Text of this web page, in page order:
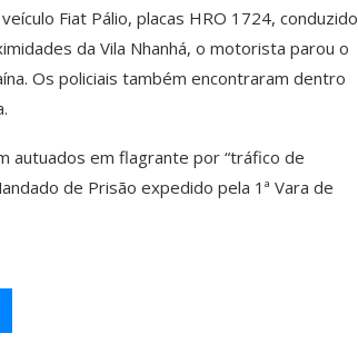
Fiat Pálio, placas HRO 1724, conduzido
da Vila Nhanhá, o motorista parou o
Os policiais também encontraram dentro
autuados em flagrante por “tráfico de
de Prisão expedido pela 1ª Vara de